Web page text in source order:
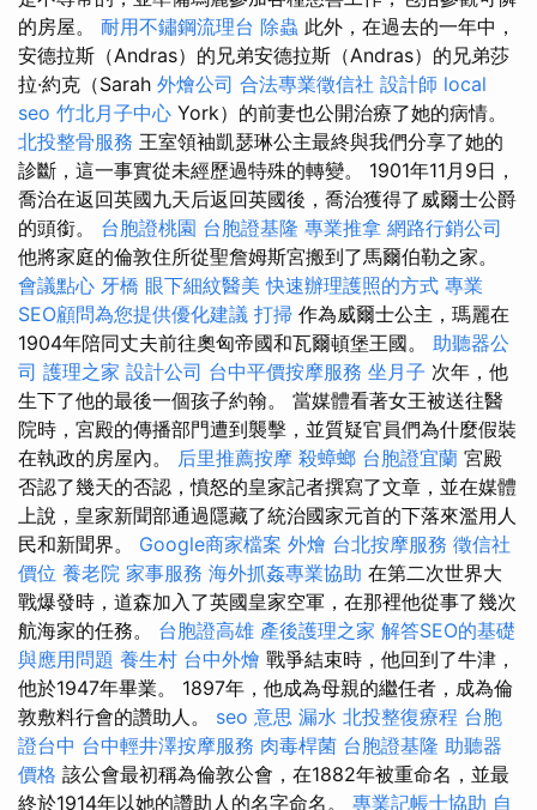
的房屋。 耐用不鏽鋼流理台 除蟲 此外，在過去的一年中，
安德拉斯（Andras）的兄弟安德拉斯（Andras）的兄弟莎
拉·約克（Sarah 外燴公司 合法專業徵信社 設計師 local
seo 竹北月子中心 York）的前妻也公開治療了她的病情。
北投整骨服務 王室領袖凱瑟琳公主最終與我們分享了她的
診斷，這一事實從未經歷過特殊的轉變。 1901年11月9日，
喬治在返回英國九天后返回英國後，喬治獲得了威爾士公爵
的頭銜。 台胞證桃園 台胞證基隆 專業推拿 網路行銷公司
他將家庭的倫敦住所從聖詹姆斯宮搬到了馬爾伯勒之家。
會議點心 牙橋 眼下細紋醫美 快速辦理護照的方式 專業
SEO顧問為您提供優化建議 打掃 作為威爾士公主，瑪麗在
1904年陪同丈夫前往奧匈帝國和瓦爾頓堡王國。 助聽器公
司 護理之家 設計公司 台中平價按摩服務 坐月子 次年，他
生下了他的最後一個孩子約翰。 當媒體看著女王被送往醫
院時，宮殿的傳播部門遭到襲擊，並質疑官員們為什麼假裝
在執政的房屋內。 后里推薦按摩 殺蟑螂 台胞證宜蘭 宮殿
否認了幾天的否認，憤怒的皇家記者撰寫了文章，並在媒體
上說，皇家新聞部通過隱藏了統治國家元首的下落來濫用人
民和新聞界。 Google商家檔案 外燴 台北按摩服務 徵信社
價位 養老院 家事服務 海外抓姦專業協助 在第二次世界大
戰爆發時，道森加入了英國皇家空軍，在那裡他從事了幾次
航海家的任務。 台胞證高雄 產後護理之家 解答SEO的基礎
與應用問題 養生村 台中外燴 戰爭結束時，他回到了牛津，
他於1947年畢業。 1897年，他成為母親的繼任者，成為倫
敦敷料行會的讚助人。 seo 意思 漏水 北投整復療程 台胞
證台中 台中輕井澤按摩服務 肉毒桿菌 台胞證基隆 助聽器
價格 該公會最初稱為倫敦公會，在1882年被重命名，並最
終於1914年以她的讚助人的名字命名。 專業記帳士協助 自